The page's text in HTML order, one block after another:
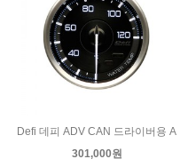
Defi 데피 ADV CAN 드라이버용 A
301,000원